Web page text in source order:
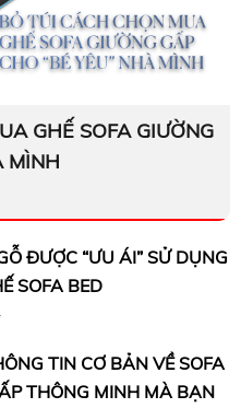
GHẾ SOFA GIƯỜNG
MÌNH
ĐƯỢC “ƯU ÁI” SỬ DỤNG
SOFA BED
TIN CƠ BẢN VỀ SOFA
THÔNG MINH MÀ BẠN